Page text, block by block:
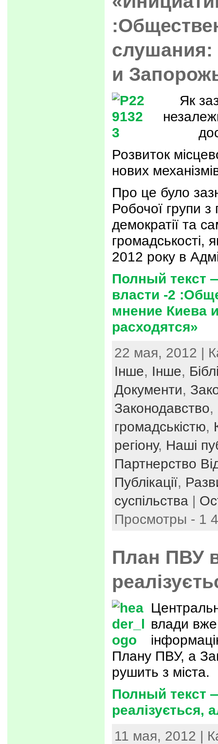
слушания:
и
Як
Розвиток
нових
Про це було
Робочої групи з
демократії та
громадськості,
2012 року в
Полный текст
власти -2
мнение Киева
расходятся»
22 мая, 2012 |
Інше, Інше,
Документи,
Законодавство,
громадськістю,
регіону, Наші
Партнерство
Публікації,
суспільства |
Просмотры - 1
План ПВУ
влади
Плану ПВУ, а
рушить з міста.
Полный текст
реалізується,
11 мая, 2012 |